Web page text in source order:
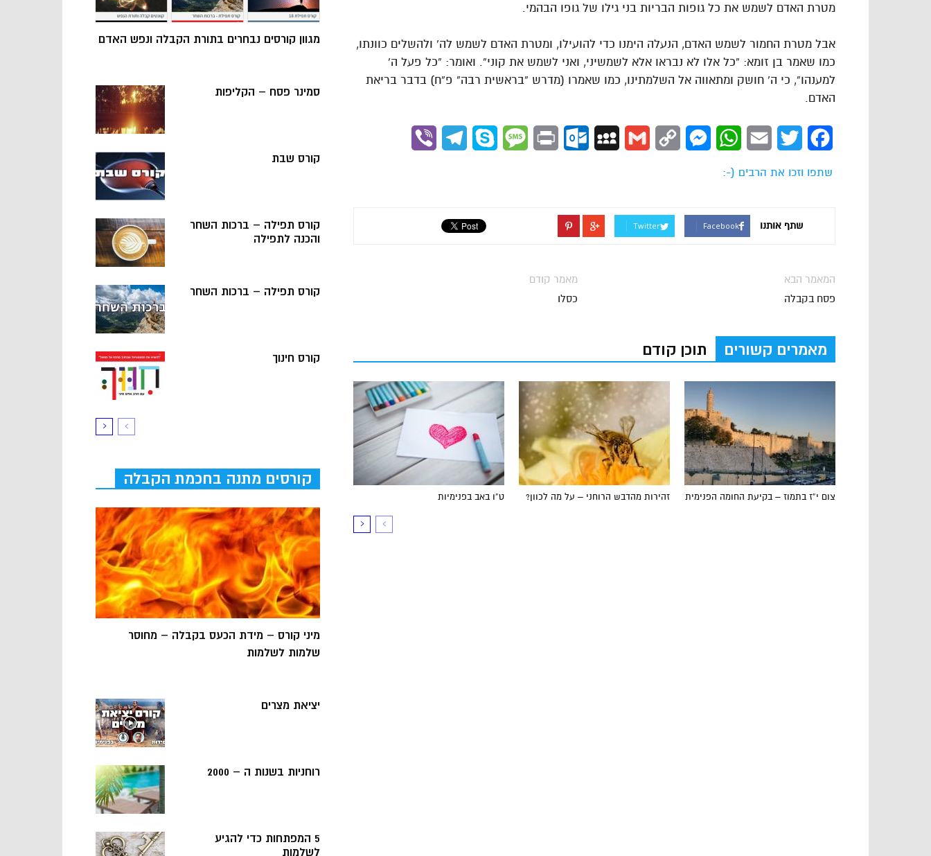
מטרת האדם לשמש את כל גופות הבריות בני גילו של גופו הבהמי.
אבל מטרת החמור לשמש האדם, הנעלה הימנו כדי להועילו, ומטרת האדם לשמש לה` ולהשלים כוונתו,
כמו שאמר בן זומא: “כל אלו לא נבראו אלא לשמשיני, ואני לשמש את קוני”. ואומר: “כל פעל ה`
למענהו”, כי ה` חושק ומתאווה אל השלמתינו, כמו שאמרו (מדרש “בראשית רבה” פ”ח) בדבר בריאת
האדם.
Facebook
Twitter
Email
WhatsApp
Messenger
Copy
Gmail
MySpace
Outlook.com
Print
Message
Skype
Telegram
שתפו וזכו את הרבים (-:
שתף אותנו Facebook
Twitter
מאמר קודם
כסלו
המאמר הבא
פסח בקבלה
מאמרים קשורים תוכן קודם
ט”ו באב בפנימיות זהירות מהדבש הרוחני – על מה לכוון? צום י”ז בתמוז – בקיעת החומה הפנימית
מגוון קורסים נבחרים בתורת הקבלה ונפש האדם
סמינר פסח – הקליפות
קורס שבת
קורס תפילה – ברכות השחר
והכנה לתפילה
קורס תפילה – ברכות השחר
קורס חינוך
קורסים מתנה בחכמת הקבלה
מיני קורס – מידת הכעס בקבלה – מחוסר
שלמות לשלמות
יציאת מצרים
רוחניות בשנות ה – 2000
5 המפתחות כדי להגיע
לשלמות